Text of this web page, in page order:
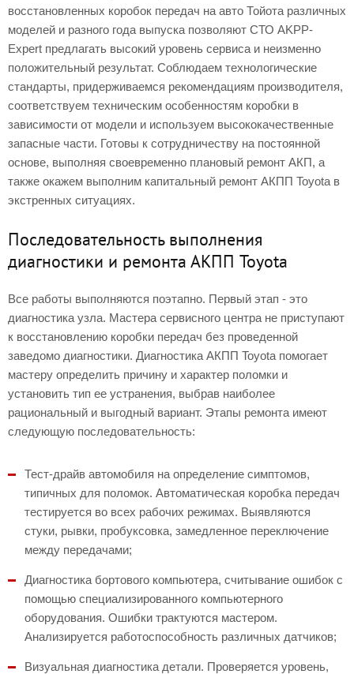
восстановленных коробок передач на авто Тойота различных
моделей и разного года выпуска позволяют СТО AKPP-
Expert предлагать высокий уровень сервиса и неизменно
положительный результат. Соблюдаем технологические
стандарты, придерживаемся рекомендациям производителя,
соответствуем техническим особенностям коробки в
зависимости от модели и используем высококачественные
запасные части. Готовы к сотрудничеству на постоянной
основе, выполняя своевременно плановый ремонт АКП, а
также окажем выполним капитальный ремонт АКПП Toyota в
экстренных ситуациях.
Последовательность выполнения
диагностики и ремонта АКПП Toyota
Все работы выполняются поэтапно. Первый этап - это
диагностика узла. Мастера сервисного центра не приступают
к восстановлению коробки передач без проведенной
заведомо диагностики. Диагностика АКПП Toyota помогает
мастеру определить причину и характер поломки и
установить тип ее устранения, выбрав наиболее
рациональный и выгодный вариант. Этапы ремонта имеют
следующую последовательность:
Тест-драйв автомобиля на определение симптомов,
типичных для поломок. Автоматическая коробка передач
тестируется во всех рабочих режимах. Выявляются
стуки, рывки, пробуксовка, замедленное переключение
между передачами;
Диагностика бортового компьютера, считывание ошибок с
помощью специализированного компьютерного
оборудования. Ошибки трактуются мастером.
Анализируется работоспособность различных датчиков;
Визуальная диагностика детали. Проверяется уровень,